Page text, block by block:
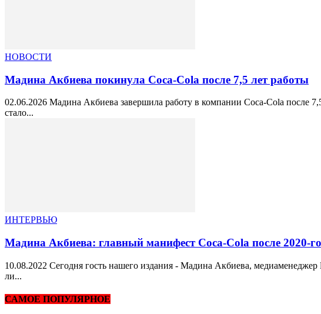
НОВОСТИ
Мадина Акбиева покинула Coca-Cola после 7,5 лет работы
02.06.2026 Мадина Акбиева завершила работу в компании Coca-Cola после
стало...
ИНТЕРВЬЮ
Мадина Акбиева: главный манифест Coca-Cola после 2020-
10.08.2022 Сегодня гость нашего издания - Мадина Акбиева,
ли...
САМОЕ ПОПУЛЯРНОЕ